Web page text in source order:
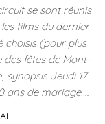
se sont réunis
films du dernier
choisis (pour plus
des fêtes de Mont-
synopsis Jeudi 17
ans de mariage,…